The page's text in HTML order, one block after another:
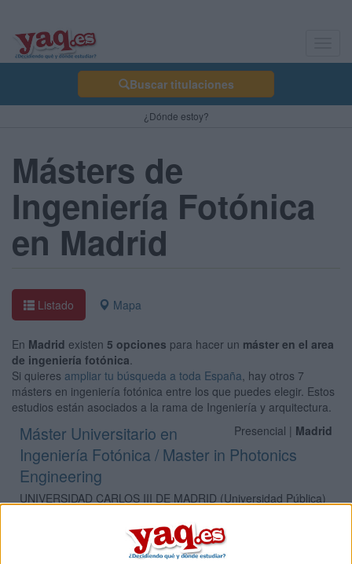
Buscar titulaciones
¿Dónde estoy?
Másters de
Ingeniería Fotónica
en Madrid
Listado Mapa
En Madrid existen 5 opciones para hacer un máster en el area
de ingeniería fotónica.
Si quieres ampliar tu búsqueda a toda España, hay otros 7
másters en ingeniería fotónica entre los que puedes elegir. Estos
estudios están asociados a la rama de Ingeniería y arquitectura.
Presencial | Madrid
Máster Universitario en
Ingeniería Fotónica / Master in Photonics
Engineering
UNIVERSIDAD CARLOS III DE MADRID (Universidad Pública)
Pídeles información ¡GRATIS!